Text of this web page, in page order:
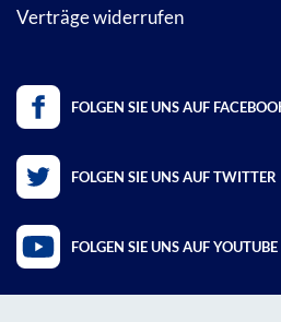
Verträge widerrufen
FOLGEN SIE UNS AUF
FOLGEN SIE UNS AUF TWITTER
FOLGEN SIE UNS AUF YOUTUBE